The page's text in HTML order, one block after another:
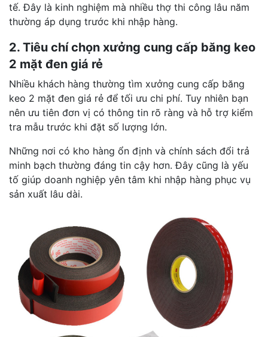
tế. Đây là kinh nghiệm mà nhiều thợ thi công lâu năm
thường áp dụng trước khi nhập hàng.
2. Tiêu chí chọn xưởng cung cấp băng keo
2 mặt đen giá rẻ
Nhiều khách hàng thường tìm xưởng cung cấp băng
keo 2 mặt đen giá rẻ để tối ưu chi phí. Tuy nhiên bạn
nên ưu tiên đơn vị có thông tin rõ ràng và hỗ trợ kiểm
tra mẫu trước khi đặt số lượng lớn.
Những nơi có kho hàng ổn định và chính sách đổi trả
minh bạch thường đáng tin cậy hơn. Đây cũng là yếu
tố giúp doanh nghiệp yên tâm khi nhập hàng phục vụ
sản xuất lâu dài.